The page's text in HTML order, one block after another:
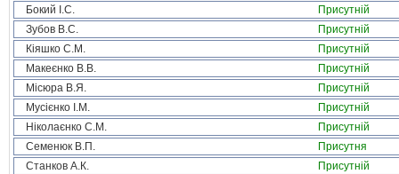
Бокий І.С.
Присутній
Зубов В.С.
Присутній
Кіяшко С.М.
Присутній
Макеєнко В.В.
Присутній
Місюра В.Я.
Присутній
Мусієнко І.М.
Присутній
Ніколаєнко С.М.
Присутній
Семенюк В.П.
Присутня
Станков А.К.
Присутній